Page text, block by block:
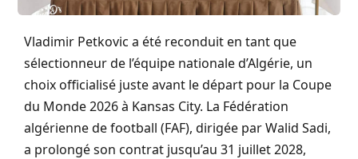
Vladimir Petkovic a été reconduit en tant que
sélectionneur de l’équipe nationale d’Algérie, un
choix officialisé juste avant le départ pour la Coupe
du Monde 2026 à Kansas City. La Fédération
algérienne de football (FAF), dirigée par Walid Sadi,
a prolongé son contrat jusqu’au 31 juillet 2028,